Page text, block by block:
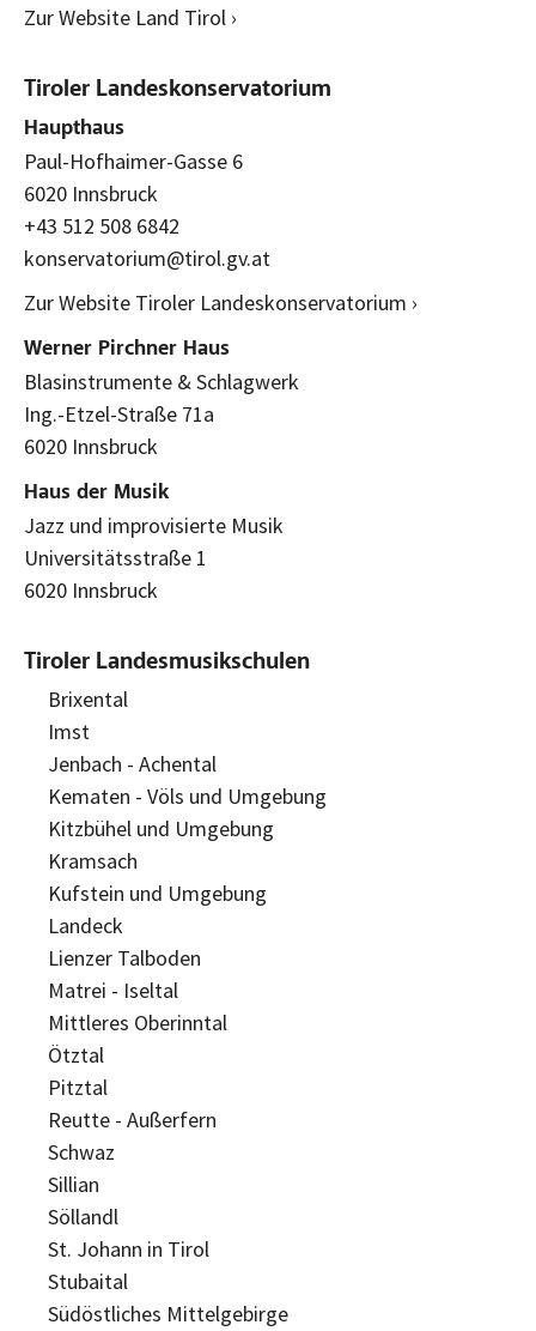
Zur Website Land Tirol ›
Tiroler Landeskonservatorium
Haupthaus
Paul-Hofhaimer-Gasse 6
6020 Innsbruck
+43 512 508 6842
konservatorium@tirol.gv.at
Zur Website Tiroler Landeskonservatorium ›
Werner Pirchner Haus
Blasinstrumente & Schlagwerk
Ing.-Etzel-Straße 71a
6020 Innsbruck
Haus der Musik
Jazz und improvisierte Musik
Universitätsstraße 1
6020 Innsbruck
Tiroler Landesmusikschulen
Brixental
Imst
Jenbach - Achental
Kematen - Völs und Umgebung
Kitzbühel und Umgebung
Kramsach
Kufstein und Umgebung
Landeck
Lienzer Talboden
Matrei - Iseltal
Mittleres Oberinntal
Ötztal
Pitztal
Reutte - Außerfern
Schwaz
Sillian
Söllandl
St. Johann in Tirol
Stubaital
Südöstliches Mittelgebirge